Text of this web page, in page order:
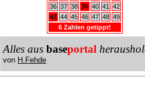
36 37 38 39 40 41
42
43 44 45 46 47 48 49
6 Zahlen getippt!
Alles aus baseportal
von H.Fehde